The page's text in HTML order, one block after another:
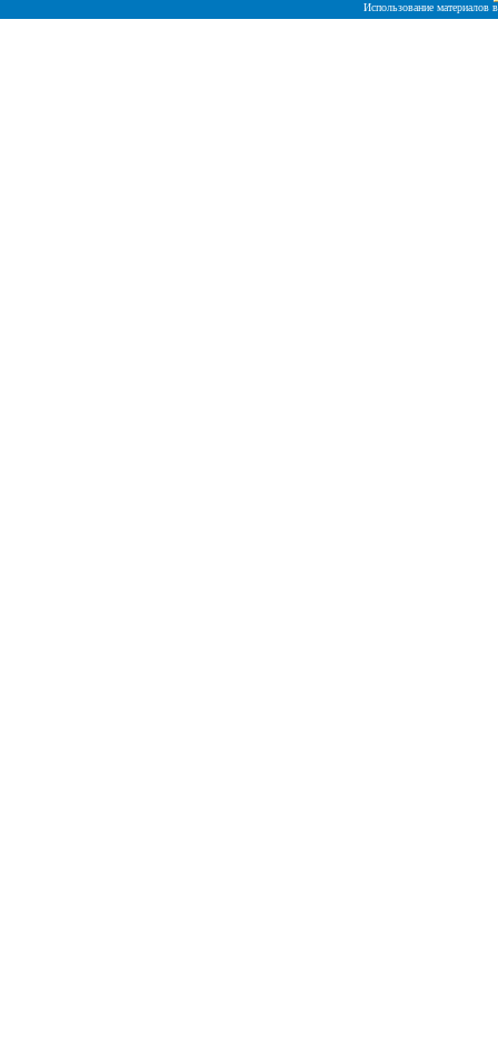
Использование материалов